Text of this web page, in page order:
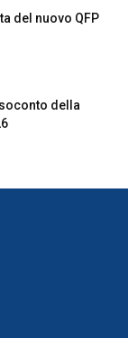
del nuovo QFP
della